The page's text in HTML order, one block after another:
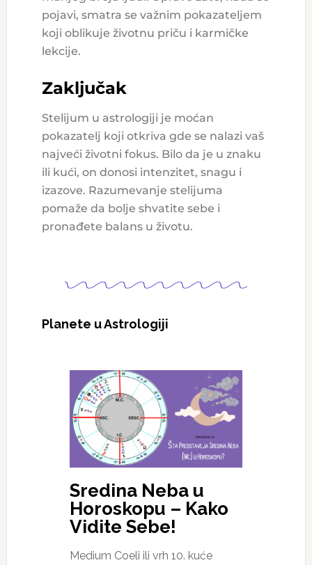
pojavi, smatra se važnim pokazateljem
koji oblikuje životnu priču i karmičke
lekcije.
Zaključak
Stelijum u astrologiji je moćan
pokazatelj koji otkriva gde se nalazi vaš
najveći životni fokus. Bilo da je u znaku
ili kući, on donosi intenzitet, snagu i
izazove. Razumevanje stelijuma
pomaže da bolje shvatite sebe i
pronađete balans u životu.
Planete u Astrologiji
Sredina Neba u
Horoskopu – Kako
Vidite Sebe!
Medium Coeli ili vrh 10. kuće